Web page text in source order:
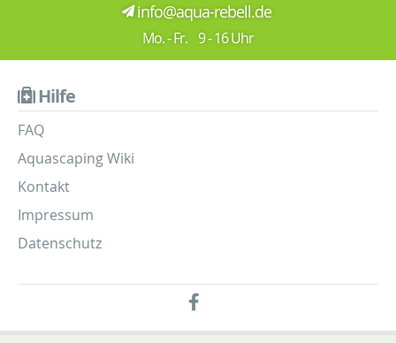
info@aqua-rebell.de
Mo. - Fr. 9 - 16 Uhr
Hilfe
FAQ
Aquascaping Wiki
Kontakt
Impressum
Datenschutz